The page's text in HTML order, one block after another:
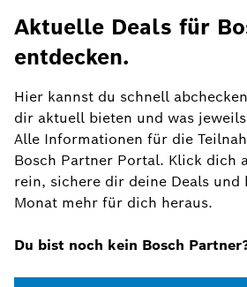
Aktuelle Deals für
entdecken.
Hier kannst du schnell
dir aktuell bieten und was
Alle Informationen für die
Bosch Partner Portal. Klick dich
rein, sichere dir deine Deals und
Monat mehr für dich heraus.
Du bist noch kein Bosch